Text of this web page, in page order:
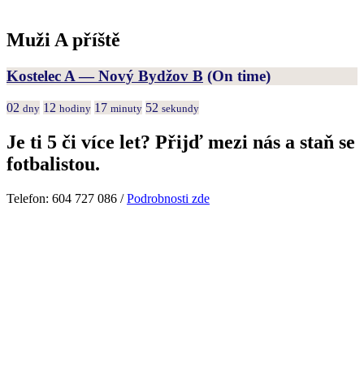
Muži A příště
Kostelec A — Nový Bydžov B (On time)
02 dny 12 hodiny 17 minuty 52 sekundy
Je ti 5 či více let? Přijď mezi nás a staň se
fotbalistou.
Telefon: 604 727 086 /Podrobnosti zde